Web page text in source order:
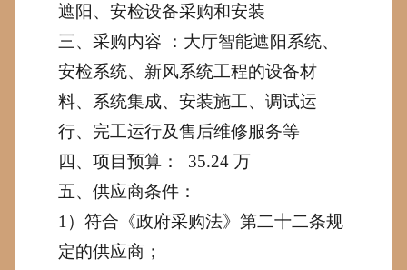
遮阳、安检设备采购和安装
三、采购内容
：大厅智能遮阳系统、
安检系统、新风系统工程的设备材
料、系统集成、安装施工、调试运
行、完工运行及售后维修服务等
四、项目预算：
35.24 万
五、供应商条件：
1 ）符合《政府采购法》第二十二条规
定的供应商；